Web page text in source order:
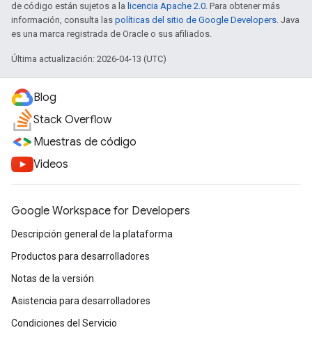
de código están sujetos a la licencia Apache 2.0. Para obtener más
información, consulta las políticas del sitio de Google Developers. Java
es una marca registrada de Oracle o sus afiliados.
Última actualización: 2026-04-13 (UTC)
Blog
Stack Overflow
Muestras de código
Videos
Google Workspace for Developers
Descripción general de la plataforma
Productos para desarrolladores
Notas de la versión
Asistencia para desarrolladores
Condiciones del Servicio